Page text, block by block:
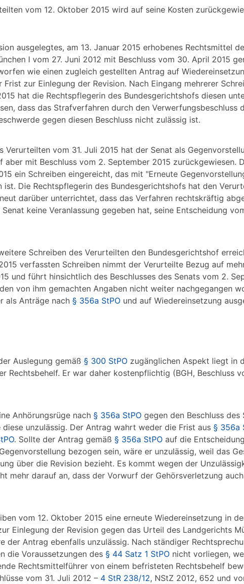
vom 12. Oktober 2015 wird auf seine Kosten
ausgelegtes, am 13. Januar 2015 erhobenes Rechtsmittel
I vom 27. Juni 2012 mit Beschluss vom 30. April 2015
wie einen zugleich gestellten Antrag auf
Frist zur Einlegung der Revision. Nach Eingang mehrerer
hat die Rechtspflegerin des Bundesgerichtshofs diesen
dass das Strafverfahren durch den Verwerfungsbeschluss
gegen diesen Beschluss nicht zulässig ist.
Verurteilten vom 31. Juli 2015 hat der Senat als
aber mit Beschluss vom 2. September 2015 zurückgewiesen.
ein Schreiben eingereicht, das mit "Erneute
ist. Die Rechtspflegerin des Bundesgerichtshofs hat den
darüber unterrichtet, dass das Verfahren rechtskräftig
keine Veranlassung gegeben hat, seine Entscheidung
Schreiben des Verurteilten den Bundesgerichtshof
verfassten Schreiben nimmt der Verurteilte Bezug auf
und führt hinsichtlich des Beschlusses des Senats vom 2.
von ihm gemachten Angaben nicht weiter nachgegangen
als Anträge nach § 356a StPO und auf Wiedereinsetzung
Auslegung gemäß § 300 StPO zugänglichen Aspekt liegt in
Rechtsbehelf. Er war daher kostenpflichtig (BGH, Beschluss
Anhörungsrüge nach § 356a StPO gegen den Beschluss
unzulässig. Der Antrag wahrt weder die Frist aus § 356a
. Sollte der Antrag gemäß § 356a StPO auf die
bezogen sein, wäre er unzulässig, weil das
über die Revision bezieht. Es kommt wegen der
mehr darauf an, dass der Vorwurf der Gehörsverletzung
vom 12. Oktober 2015 eine erneute Wiedereinsetzung in
Einlegung der Revision gegen das Urteil des Landgerichts
der Antrag ebenfalls unzulässig. Nach ständiger
die Voraussetzungen des § 44 Satz 1 StPO nicht vorliegen,
Rechtsmittelführer von einem befristeten Rechtsbehelf
vom 31. Juli 2012 – 4 StR 238/12, NStZ 2012, 652 und